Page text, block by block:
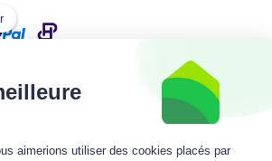
aimerions utiliser des cookies placés par